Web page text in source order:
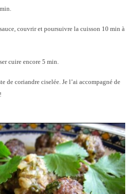
couvrir et poursuivre la cuisson 10 min à
cuire encore 5 min.
de coriandre ciselée. Je l’ai accompagné de